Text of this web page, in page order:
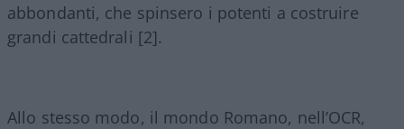
abbondanti, che spinsero i potenti a costruire
grandi cattedrali [2].
Allo stesso modo, il mondo Romano, nell’OCR,